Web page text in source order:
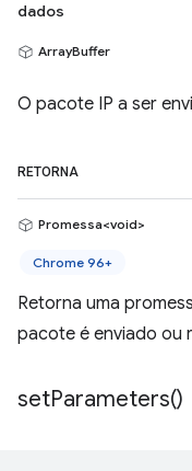
dados
ArrayBuffer
O pacote IP a ser
RETORNA
Promessa<void>
Chrome 96+
Retorna uma
pacote é enviado ou
setParameters()